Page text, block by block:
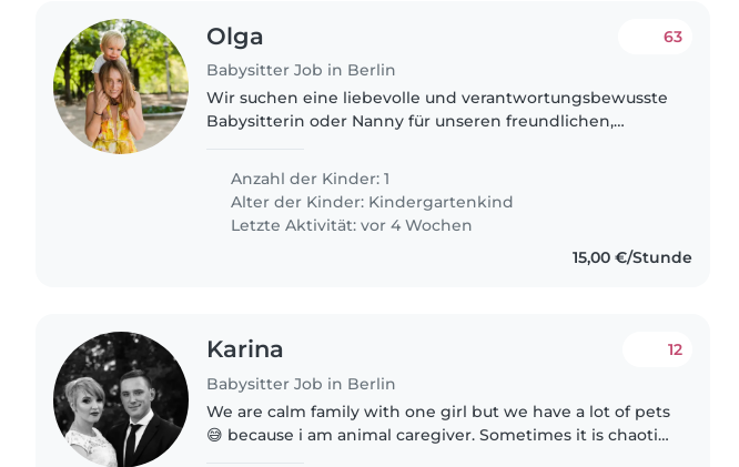
Olga
Babysitter Job in Berlin
63
Wir suchen eine liebevolle und verantwortungsbewusste
Babysitterin oder Nanny für unseren freundlichen,
jemand, der sich mit..
Anzahl der Kinder: 1
Alter der Kinder: Kindergartenkind
Letzte Aktivität: vor 4 Wochen
15,00 €/Stunde
Karina
Babysitter Job in Berlin
12
We are calm family with one girl but we have a lot of pets
😅 because i am animal caregiver. Sometimes it is chaotic,